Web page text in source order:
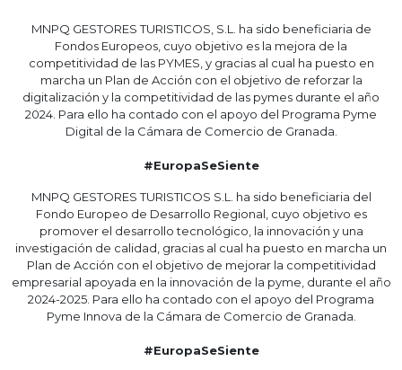
MNPQ GESTORES TURISTICOS, S.L. ha sido beneficiaria de
Fondos Europeos, cuyo objetivo es la mejora de la
competitividad de las PYMES, y gracias al cual ha puesto en
marcha un Plan de Acción con el objetivo de reforzar la
digitalización y la competitividad de las pymes durante el año
2024. Para ello ha contado con el apoyo del Programa Pyme
Digital de la Cámara de Comercio de Granada.
#EuropaSeSiente
MNPQ GESTORES TURISTICOS S.L. ha sido beneficiaria del
Fondo Europeo de Desarrollo Regional, cuyo objetivo es
promover el desarrollo tecnológico, la innovación y una
investigación de calidad, gracias al cual ha puesto en marcha un
Plan de Acción con el objetivo de mejorar la competitividad
empresarial apoyada en la innovación de la pyme, durante el año
2024-2025. Para ello ha contado con el apoyo del Programa
Pyme Innova de la Cámara de Comercio de Granada.
#EuropaSeSiente